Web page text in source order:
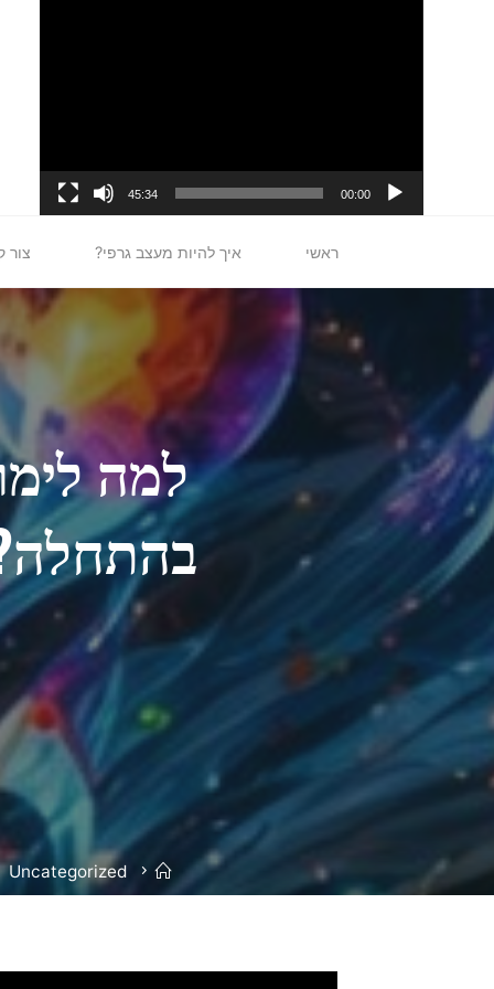
00:00
45:34
ראשי איך להיות מעצב גרפי? צור
למה
בית Uncategorized